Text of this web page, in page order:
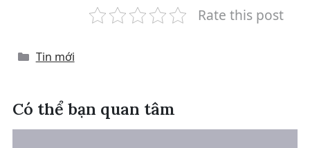
Rate this post
Categories
Tin mới
Có thể bạn quan tâm